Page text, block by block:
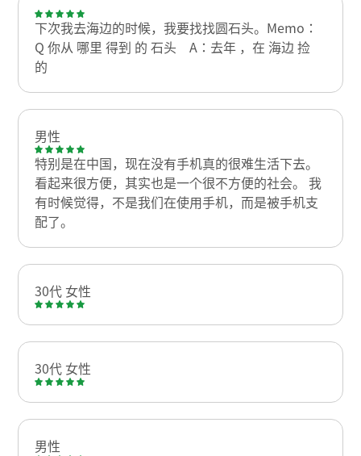
下次我去海边的时候，我要找找圆石头。Memo：
Q 你从 哪里 得到 的 石头 A：去年 ，在 海边 捡
的
男性
特别是在中国，现在没有手机真的很难生活下去。
看起来很方便，其实也是一个很不方便的社会。 我
有时候觉得，不是我们在使用手机，而是被手机支
配了。
30代 女性
30代 女性
男性